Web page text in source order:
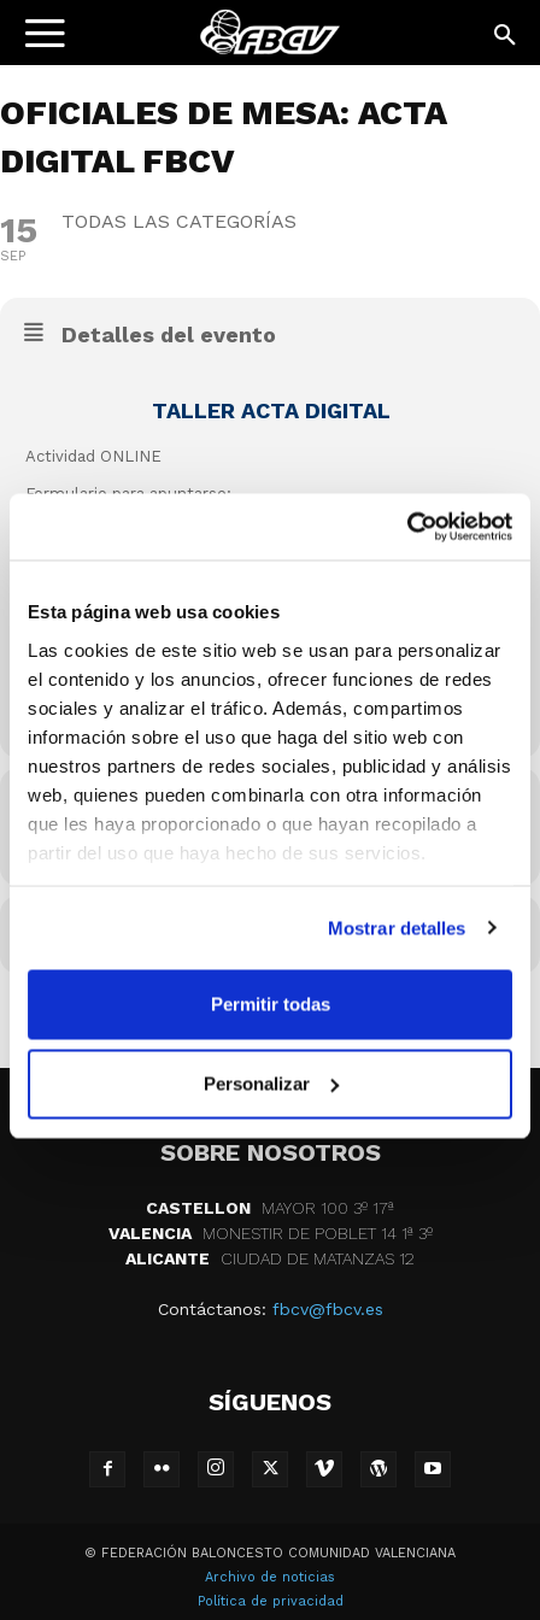
Esta página web usa cookies
Las cookies de este sitio web se usan para personalizar
el contenido y los anuncios, ofrecer funciones de redes
sociales y analizar el tráfico. Además, compartimos
información sobre el uso que haga del sitio web con
nuestros partners de redes sociales, publicidad y análisis
web, quienes pueden combinarla con otra información
que les haya proporcionado o que hayan recopilado a
partir del uso que haya hecho de sus servicios.
Mostrar detalles
Permitir todas
Personalizar
OFICIALES DE MESA: ACTA
DIGITAL FBCV
15
SEP
TODAS LAS CATEGORÍAS
Detalles del evento
TALLER ACTA DIGITAL
Actividad ONLINE
Formulario para apuntarse:
Hora
15/09/2025 20:00 - 21:30 (GMT+02:00)
CALENDARIO GOOGLE
SOBRE NOSOTROS
CASTELLON
MAYOR 100 3º 17ª
VALENCIA
MONESTIR DE POBLET 14 1ª 3º
ALICANTE
CIUDAD DE MATANZAS 12
Contáctanos: fbcv@fbcv.es
SÍGUENOS
© FEDERACIÓN BALONCESTO COMUNIDAD VALENCIANA
Archivo de noticias
Política de privacidad